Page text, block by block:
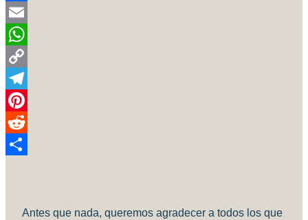
Facebook
Email
WhatsApp
Copy
Link
Telegram
Pinterest
Reddit
Antes que nada, queremos agradecer a todos los que